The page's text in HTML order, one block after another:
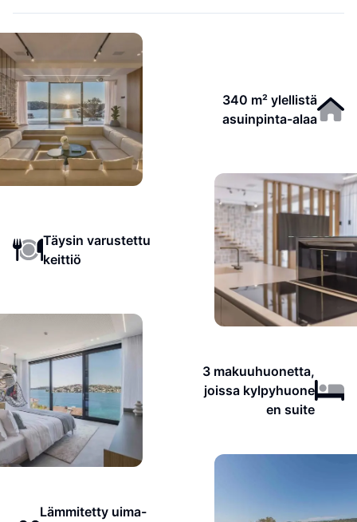
340 m² ylellistä
asuinpinta-alaa
Täysin varustettu
keittiö
3 makuuhuonetta,
joissa kylpyhuone
en suite
Lämmitetty uima-